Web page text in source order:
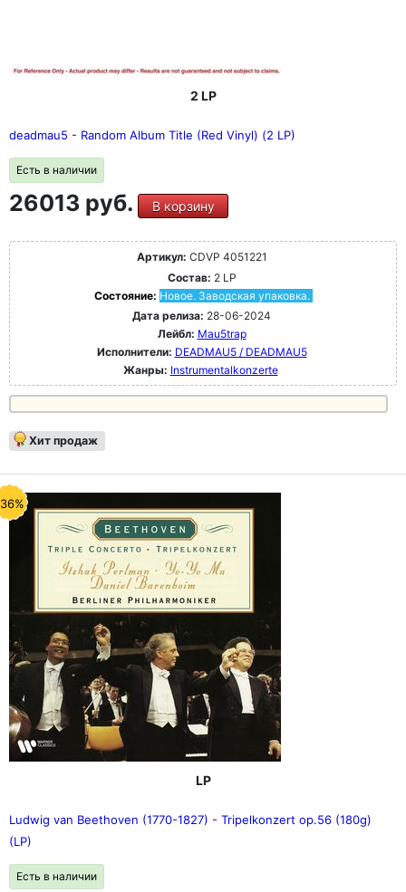
2 LP
deadmau5 - Random Album Title (Red Vinyl) (2 LP)
Есть в наличии
26013 руб. В корзину
Артикул: CDVP 4051221
Состав: 2 LP
Состояние: Новое. Заводская упаковка.
Дата релиза: 28-06-2024
Лейбл: Mau5trap
Исполнители: DEADMAU5 / DEADMAU5
Жанры: Instrumentalkonzerte
Хит продаж
LP
Ludwig van Beethoven (1770-1827) - Tripelkonzert op.56 (180g)
(LP)
Есть в наличии